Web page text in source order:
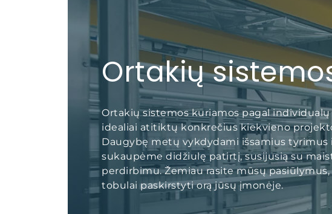
Ortakių
Ortakių sistemos kuriamos pagal individualų
idealiai atitiktų konkrečius kiekvieno
Daugybę metų vykdydami išsamius tyrimus
sukaupėme didžiulę patirtį, susijusią su
perdirbimu. Žemiau rasite mūsų
tobulai paskirstyti orą jūsų įmonėje.